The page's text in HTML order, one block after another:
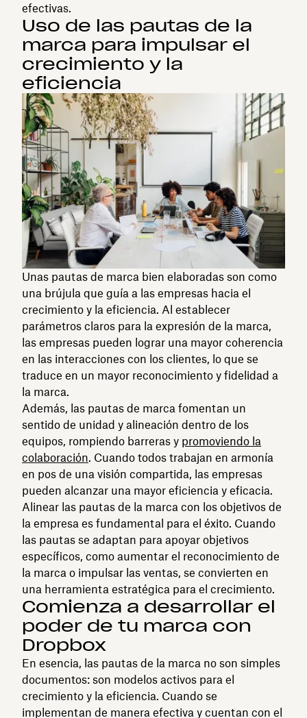
efectivas.
Uso de las pautas de la
marca para impulsar el
crecimiento y la
eficiencia
Unas pautas de marca bien elaboradas son como
una brújula que guía a las empresas hacia el
crecimiento y la eficiencia. Al establecer
parámetros claros para la expresión de la marca,
las empresas pueden lograr una mayor coherencia
en las interacciones con los clientes, lo que se
traduce en un mayor reconocimiento y fidelidad a
la marca.
Además, las pautas de marca fomentan un
sentido de unidad y alineación dentro de los
equipos, rompiendo barreras y promoviendo la
colaboración. Cuando todos trabajan en armonía
en pos de una visión compartida, las empresas
pueden alcanzar una mayor eficiencia y eficacia.
Alinear las pautas de la marca con los objetivos de
la empresa es fundamental para el éxito. Cuando
las pautas se adaptan para apoyar objetivos
específicos, como aumentar el reconocimiento de
la marca o impulsar las ventas, se convierten en
una herramienta estratégica para el crecimiento.
Comienza a desarrollar el
poder de tu marca con
Dropbox
En esencia, las pautas de la marca no son simples
documentos: son modelos activos para el
crecimiento y la eficiencia. Cuando se
implementan de manera efectiva y cuentan con el